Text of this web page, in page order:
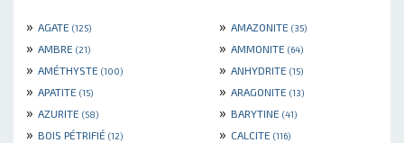
» AGATE (125) » AMAZONITE (35)
» AMBRE (21) » AMMONITE (64)
» AMÉTHYSTE (100) » ANHYDRITE (15)
» APATITE (15) » ARAGONITE (13)
» AZURITE (58) » BARYTINE (41)
» BOIS PÉTRIFIÉ (12) » CALCITE (116)